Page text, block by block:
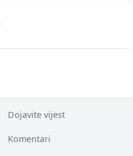
Dojavite vijest
Komentari